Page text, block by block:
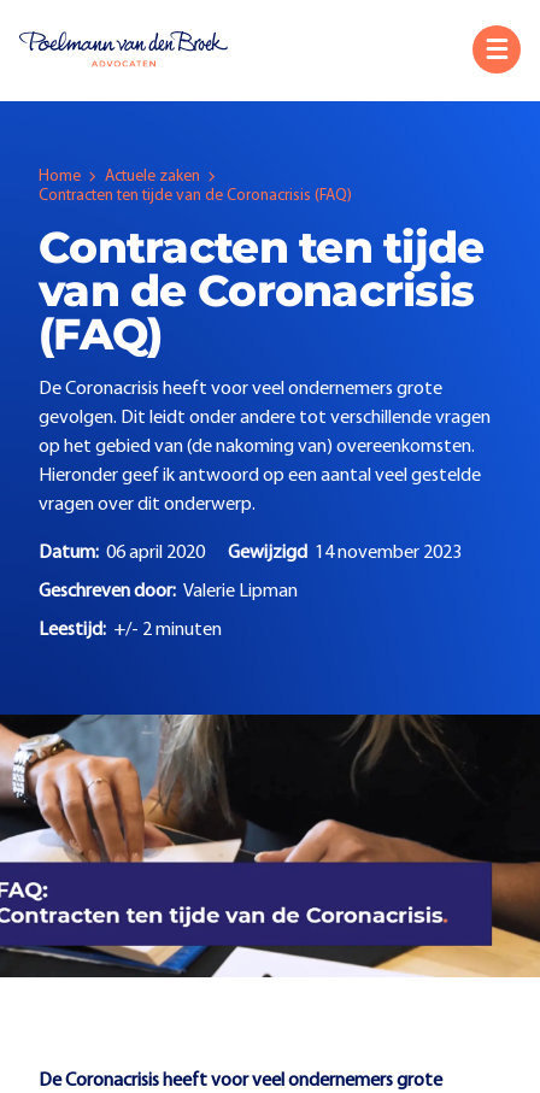
Home
Actuele zaken
Contracten ten tijde van de Coronacrisis (FAQ)
Contracten ten tijde
van de Coronacrisis
(FAQ)
De Coronacrisis heeft voor veel ondernemers grote
gevolgen. Dit leidt onder andere tot verschillende vragen
op het gebied van (de nakoming van) overeenkomsten.
Hieronder geef ik antwoord op een aantal veel gestelde
vragen over dit onderwerp.
Datum: 06 april 2020 Gewijzigd 14 november 2023
Geschreven door: Valerie Lipman
Leestijd: +/- 2 minuten
De Coronacrisis heeft voor veel ondernemers grote